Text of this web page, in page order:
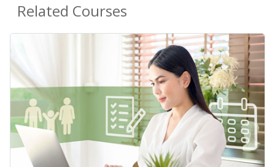
Related Courses